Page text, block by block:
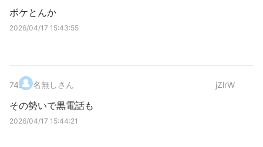
ボケとんか
2026/04/17 15:43:55
74. 名無しさん jZlrW
その勢いで黒電話も
2026/04/17 15:44:21